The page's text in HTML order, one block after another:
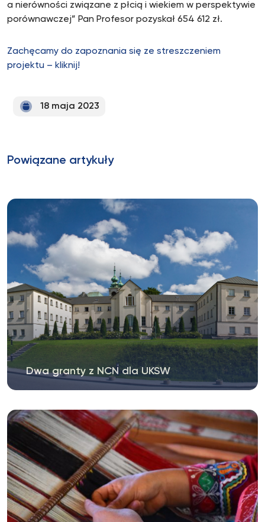
a nierówności związane z płcią i wiekiem w perspektywie
porównawczej” Pan Profesor pozyskał 654 612 zł.
Zachęcamy do zapoznania się ze streszczeniem
projektu – kliknij!
18 maja 2023
Powiązane artykuły
Dwa granty z NCN dla UKSW